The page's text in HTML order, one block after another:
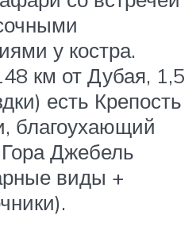
у костра.
км от Дубая, 1,5
есть Крепость
благоухающий
Джебель
виды +